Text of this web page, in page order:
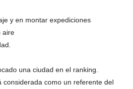
y en montar expediciones
aire
una ciudad en el ranking.
considerada como un referente del